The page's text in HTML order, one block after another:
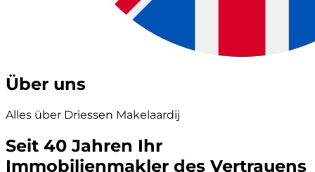
Über uns
Alles über Driessen Makelaardij
Seit 40 Jahren Ihr
Immobilienmakler des Vertrauens